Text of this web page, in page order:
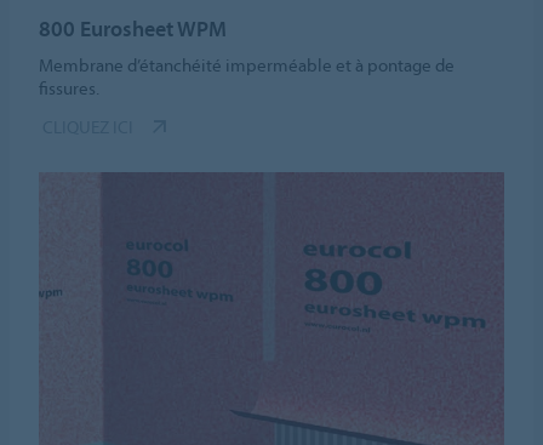
800 Eurosheet WPM
Membrane d’étanchéité imperméable et à pontage de
fissures.